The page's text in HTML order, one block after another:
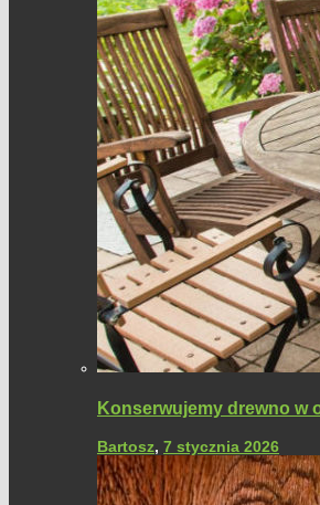
Konserwujemy drewno w
Bartosz, 7 stycznia 2026